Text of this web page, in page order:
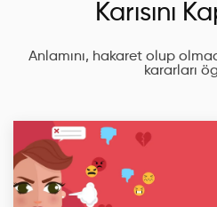
Karısını
Anlamını, hakaret olup
kararları